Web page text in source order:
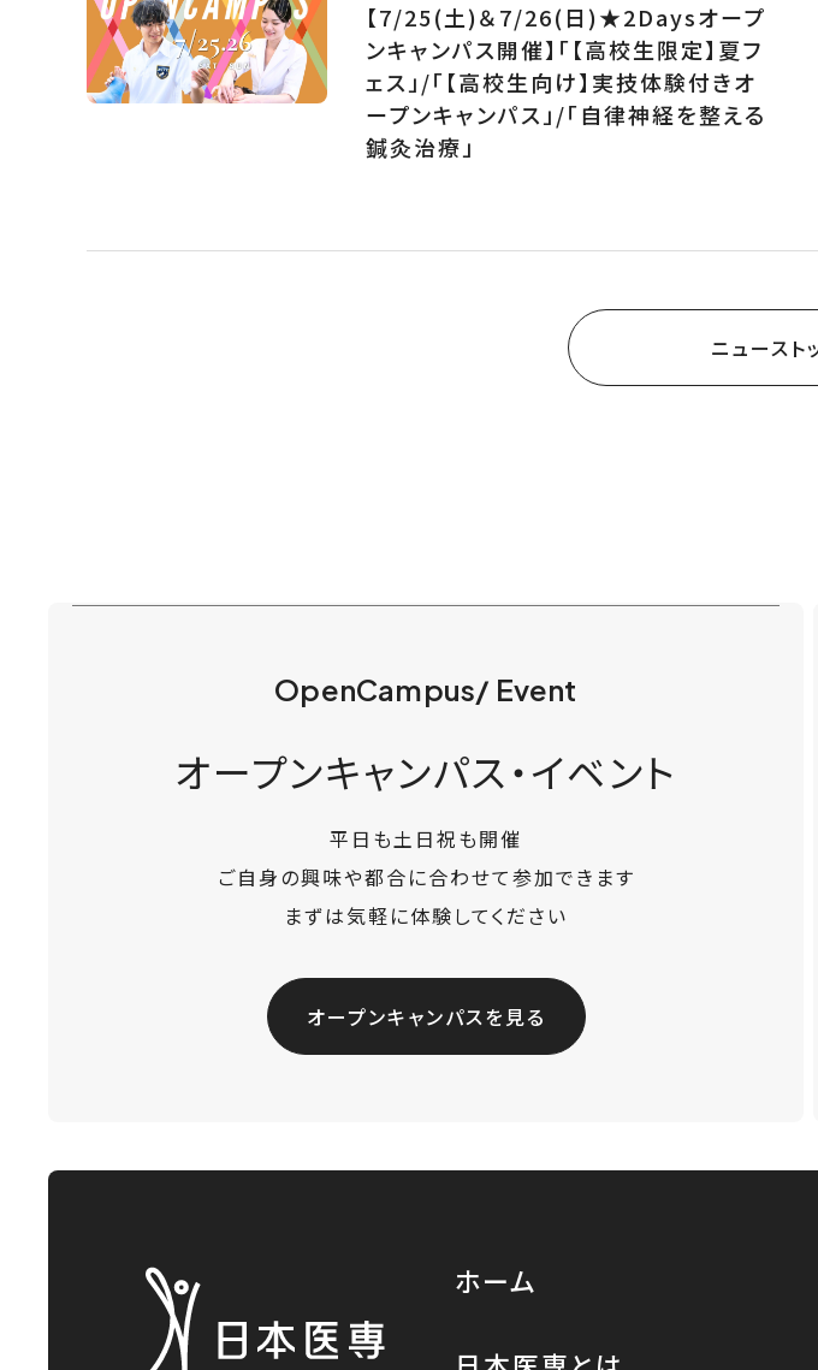
【7/25(土)＆7/26(日)★2Daysオープ
ンキャンパス開催】「【高校生限定】夏フ
ェス」/「【高校生向け】実技体験付きオ
ープンキャンパス」/「自律神経を整える
鍼灸治療」
ニュースト
OpenCampus/ Event
オープンキャンパス・イベント
平日も土日祝も開催
ご自身の興味や都合に合わせて参加できます
まずは気軽に体験してください
オープンキャンパスを見る
ホーム